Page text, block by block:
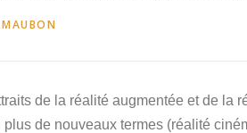
de la réalité augmentée et de la
de nouveaux termes (réalité